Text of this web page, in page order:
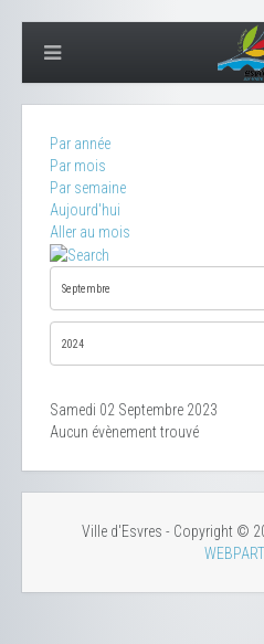
Par année
Par mois
Par semaine
Aujourd'hui
Aller au mois
Samedi 02 Septembre 2023
Aucun évènement trouvé
Ville d'Esvres - Copyright ©